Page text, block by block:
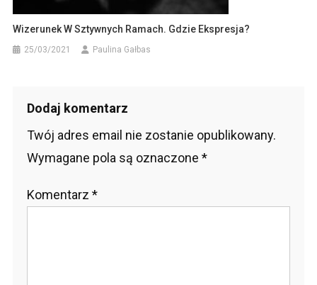
Wizerunek W Sztywnych Ramach. Gdzie Ekspresja?
25/03/2021 Paulina Gałbas
Dodaj komentarz
Twój adres email nie zostanie opublikowany.
Wymagane pola są oznaczone *
Komentarz *